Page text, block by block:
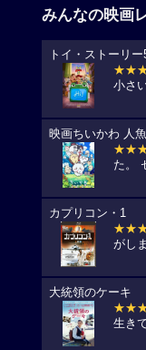
みんなの映画
トイ・ストーリー
小さ
映画ちいかわ 人
た。
カプリコン・1
がし
大統領のケーキ
生き